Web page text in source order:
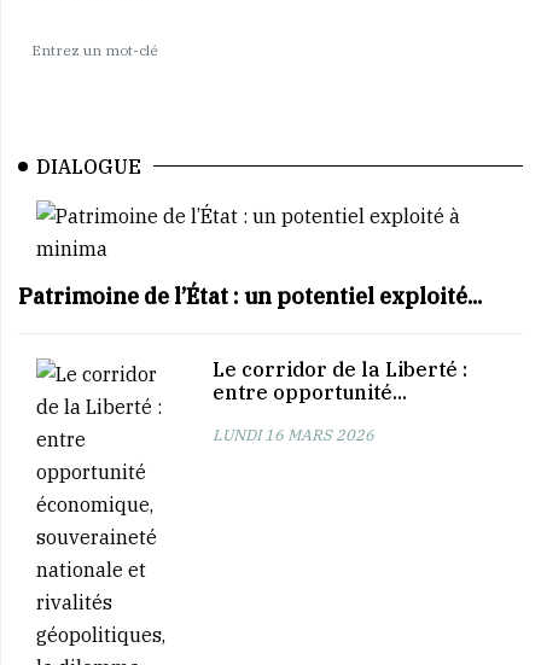
DIALOGUE
Patrimoine de l’État : un potentiel exploité...
Le corridor de la Liberté :
entre opportunité...
LUNDI 16 MARS 2026